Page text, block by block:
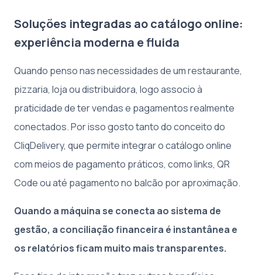
Soluções integradas ao catálogo online:
experiência moderna e fluida
Quando penso nas necessidades de um restaurante,
pizzaria, loja ou distribuidora, logo associo à
praticidade de ter vendas e pagamentos realmente
conectados. Por isso gosto tanto do conceito do
CliqDelivery, que permite integrar o catálogo online
com meios de pagamento práticos, como links, QR
Code ou até pagamento no balcão por aproximação.
Quando a máquina se conecta ao sistema de
gestão, a conciliação financeira é instantânea e
os relatórios ficam muito mais transparentes.